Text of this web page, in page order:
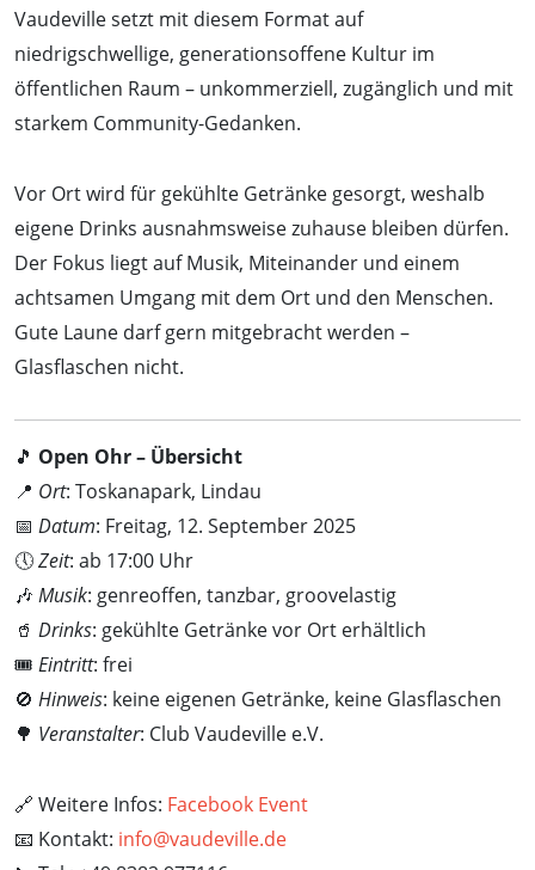
Vaudeville setzt mit diesem Format auf
niedrigschwellige, generationsoffene Kultur im
öffentlichen Raum – unkommerziell, zugänglich und mit
starkem Community-Gedanken.
Vor Ort wird für gekühlte Getränke gesorgt, weshalb
eigene Drinks ausnahmsweise zuhause bleiben dürfen.
Der Fokus liegt auf Musik, Miteinander und einem
achtsamen Umgang mit dem Ort und den Menschen.
Gute Laune darf gern mitgebracht werden –
Glasflaschen nicht.
🎵 Open Ohr – Übersicht
📍 Ort: Toskanapark, Lindau
📅 Datum: Freitag, 12. September 2025
🕔Zeit: ab 17:00 Uhr
🎶 Musik: genreoffen, tanzbar, groovelastig
🥤 Drinks: gekühlte Getränke vor Ort erhältlich
🎟️ Eintritt: frei
🚫 Hinweis: keine eigenen Getränke, keine Glasflaschen
🌳 Veranstalter: Club Vaudeville e.V.
🔗 Weitere Infos: Facebook Event
📧 Kontakt: info@vaudeville.de